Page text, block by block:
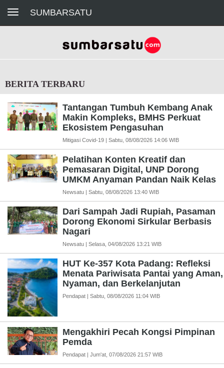
Toggle navigationSUMBARSATU
BERITA TERBARU
Tantangan Tumbuh Kembang Anak
Makin Kompleks, BMHS Perkuat
Ekosistem Pengasuhan
Mitigasi Covid-19 | Sabtu, 08/08/2026 14:06 WIB
Pelatihan Konten Kreatif dan
Pemasaran Digital, UNP Dorong
UMKM Anyaman Pandan Naik Kelas
Newsatu | Sabtu, 08/08/2026 13:40 WIB
Dari Sampah Jadi Rupiah, Pasaman
Dorong Ekonomi Sirkular Berbasis
Nagari
Newsatu | Selasa, 04/08/2026 13:21 WIB
HUT Ke-357 Kota Padang: Refleksi
Menata Pariwisata Pantai yang Aman,
Nyaman, dan Berkelanjutan
Pendapat | Sabtu, 08/08/2026 11:04 WIB
Mengakhiri Pecah Kongsi Pimpinan
Pemda
Pendapat | Jum'at, 07/08/2026 21:57 WIB